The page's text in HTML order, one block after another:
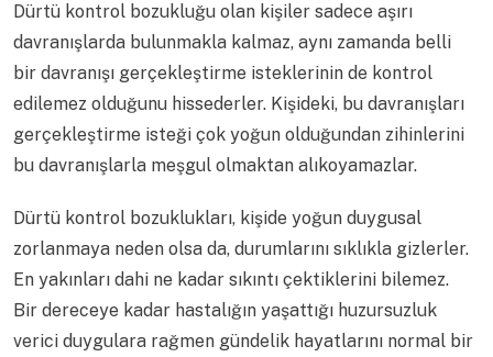
Dürtü kontrol bozukluğu olan kişiler sadece aşırı
davranışlarda bulunmakla kalmaz, aynı zamanda belli
bir davranışı gerçekleştirme isteklerinin de kontrol
edilemez olduğunu hissederler. Kişideki, bu davranışları
gerçekleştirme isteği çok yoğun olduğundan zihinlerini
bu davranışlarla meşgul olmaktan alıkoyamazlar.
Dürtü kontrol bozuklukları, kişide yoğun duygusal
zorlanmaya neden olsa da, durumlarını sıklıkla gizlerler.
En yakınları dahi ne kadar sıkıntı çektiklerini bilemez.
Bir dereceye kadar hastalığın yaşattığı huzursuzluk
verici duygulara rağmen gündelik hayatlarını normal bir